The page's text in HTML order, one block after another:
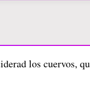
los cuervos,